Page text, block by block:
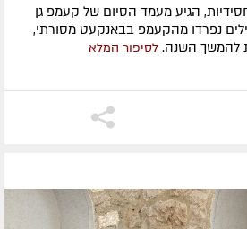
הגיע מעמד הסיום של קעמפ גן
נפרדו מהקעמפ בבאנקעט מסורתי,
להמשך השנה. לסיפור המלא